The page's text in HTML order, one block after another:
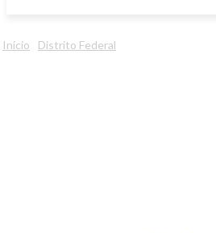
Início Distrito Federal